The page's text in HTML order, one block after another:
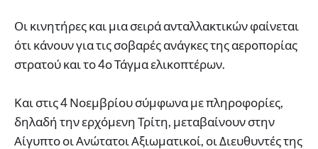
Οι κινητήρες και μια σειρά ανταλλακτικών φαίνεται
ότι κάνουν για τις σοβαρές ανάγκες της αεροπορίας
στρατού και το 4ο Τάγμα ελικοπτέρων.
Και στις 4 Νοεμβρίου σύμφωνα με πληροφορίες,
δηλαδή την ερχόμενη Τρίτη, μεταβαίνουν στην
Αίγυπτο οι Ανώτατοι Αξιωματικοί, οι Διευθυντές της